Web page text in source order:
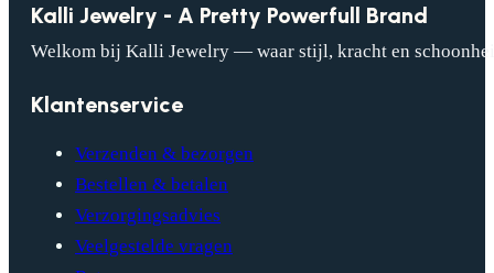
Kalli Jewelry - A Pretty Powerfull Brand
Welkom bij Kalli Jewelry — waar stijl, kracht en
Klantenservice
Verzenden & bezorgen
Bestellen & betalen
Verzorgingsadvies
Veelgestelde vragen